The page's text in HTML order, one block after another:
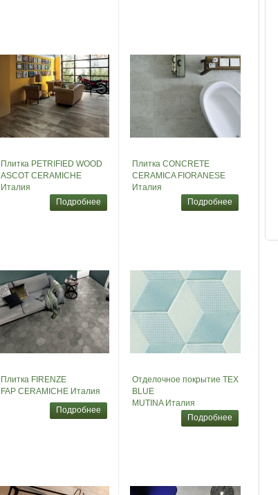
Плитка PETRIFIED WOOD
ASCOT CERAMICHE
Италия
Подробнее
Плитка CONCRETE
CERAMICA FIORANESE
Италия
Подробнее
Плитка FIRENZE
FAP CERAMICHE Италия
Подробнее
Отделочное покрытие TEX
BLUE
MUTINA Италия
Подробнее